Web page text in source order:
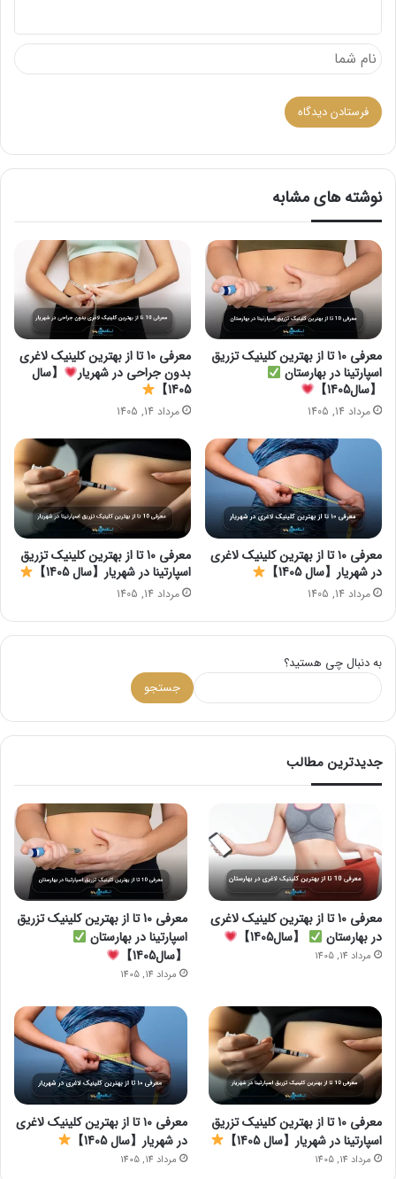
نوشته های مشابه
معرفی 10 تا از بهترین کلینیک تزریق
اسپارتینا در بهارستان
【سال1405】
مرداد 14, 1405
معرفی 10 تا از بهترین کلینیک لاغری
بدون جراحی در شهریار
【سال
1405】
مرداد 14, 1405
معرفی ۱۰ تا از بهترین کلینیک لاغری
در شهریار【سال 1405】
مرداد 14, 1405
معرفی 10 تا از بهترین کلینیک تزریق
اسپارتینا در شهریار【سال 1405】
مرداد 14, 1405
به دنبال چی هستید؟
جستجو
جدیدترین مطالب
معرفی 10 تا از بهترین کلینیک لاغری
در بهارستان
【سال1405】
مرداد 14, 1405
معرفی 10 تا از بهترین کلینیک تزریق
اسپارتینا در بهارستان
【سال1405】
مرداد 14, 1405
معرفی 10 تا از بهترین کلینیک تزریق
اسپارتینا در شهریار【سال 1405】
مرداد 14, 1405
معرفی ۱۰ تا از بهترین کلینیک لاغری
در شهریار【سال 1405】
مرداد 14, 1405